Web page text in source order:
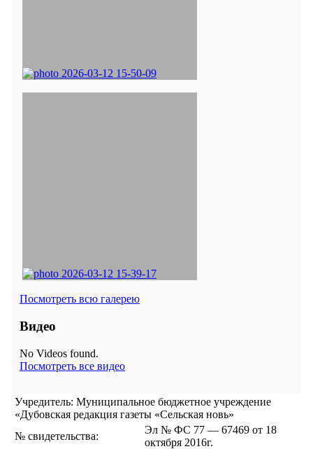
Посмотреть всю галерею
Видео
No Videos found.
Посмотреть все видео
Учредитель: Муниципальное бюджетное учреждение
«Дубовская редакция газеты «Сельская новь»
№ свидетельства:
Эл № ФС 77 — 67469 от 18
октября 2016г.